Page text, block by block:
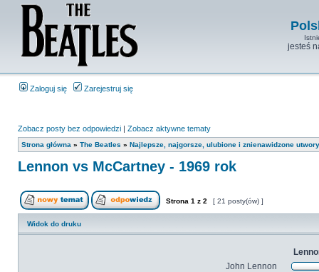
jesteś
Zaloguj się Zarejestruj się
Zobacz posty bez odpowiedzi | Zobacz aktywne tematy
Strona główna » The Beatles » Najlepsze, najgorsze, ulubione i znienawidzone
Lennon vs McCartney - 1969 rok
Strona 1 z 2 [ 21 posty(ów) ]
Widok do druku
John Lennon